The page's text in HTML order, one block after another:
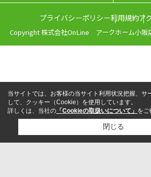
プライバシーポリシー利用規約ア
Copyright 株式会社OnLine アークホーム小阪
LINEか
当サイトでは、お客様の当サイト利用状況把握、サ
して、クッキー（Cookie）を使用しています。
詳しくは、当社の 「Cookieの取扱いについて」 をご
閉じる